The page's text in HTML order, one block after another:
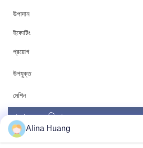
উপাদান
ইকোটিং
প্রয়োগ
উপযুক্ত
মেশিন
আমাদের সুবিধা
Alina Huang